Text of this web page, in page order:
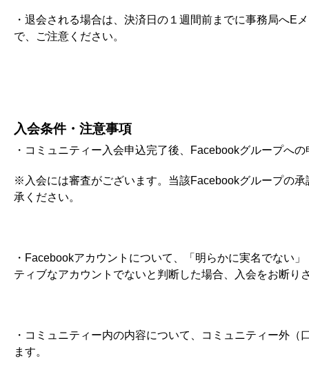
・退会される場合は、決済日の１週間前までに事務局へE
で、ご注意ください。
入会条件・注意事項
・コミュニティー入会申込完了後、Facebookグループへ
※入会には審査がございます。当該Facebookグループの
承ください。
・Facebookアカウントについて、「明らかに実名でない
ティブなアカウントでないと判断した場合、入会をお断り
・コミュニティー内の内容について、コミュニティー外
ます。